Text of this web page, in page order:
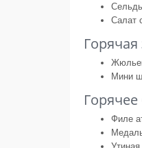
Салат
Мини
Филе